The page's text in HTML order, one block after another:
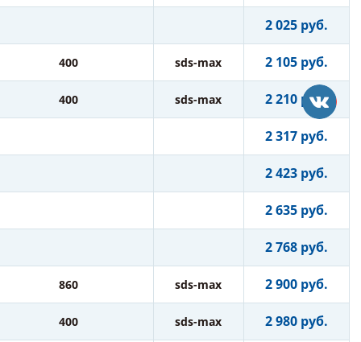
2 025 руб.
400 sds-max 2 105 руб.
400 sds-max 2 210 руб.
2 317 руб.
2 423 руб.
2 635 руб.
2 768 руб.
860 sds-max 2 900 руб.
400 sds-max 2 980 руб.